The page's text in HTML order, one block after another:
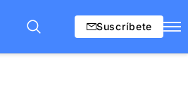
Suscríbete